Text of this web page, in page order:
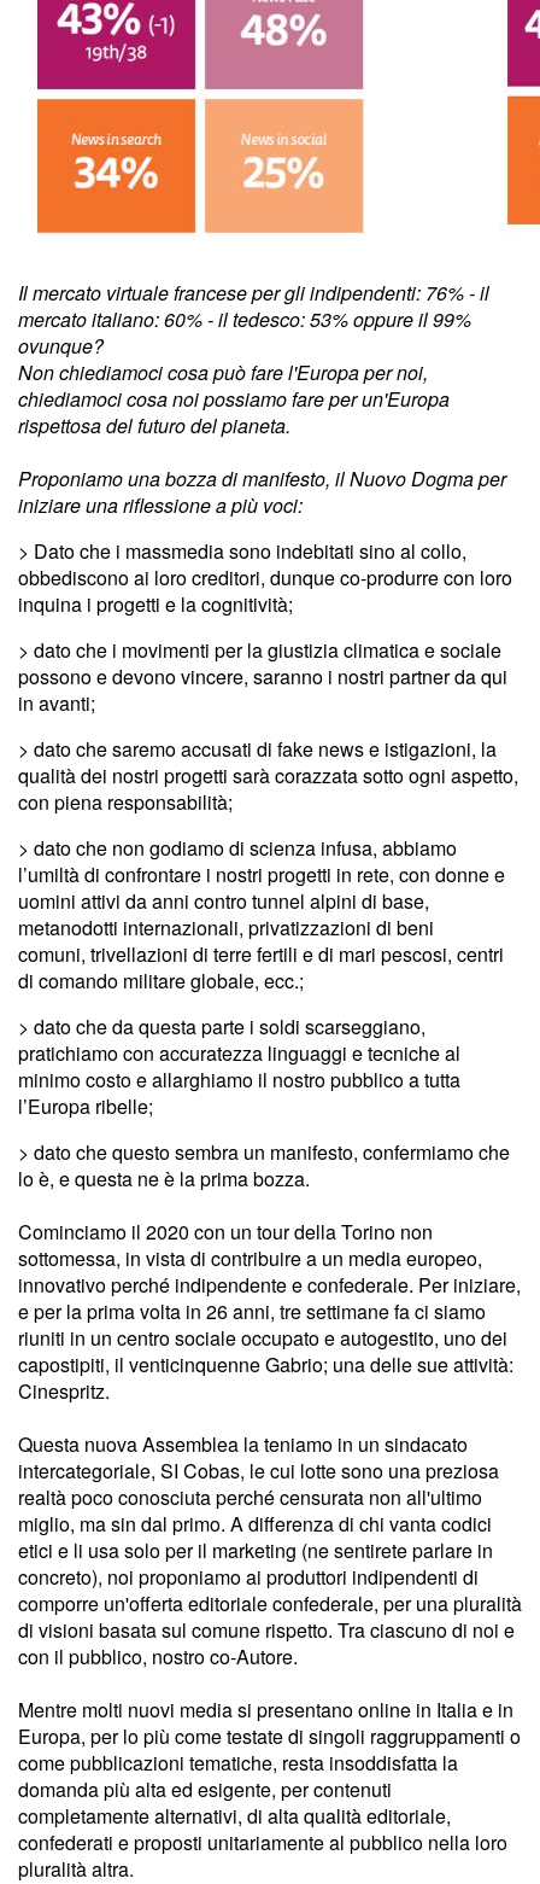
Il mercato virtuale francese per gli indipendenti: 76% - il
mercato italiano: 60% - il tedesco: 53% oppure il 99%
ovunque?
Non chiediamoci cosa può fare l'Europa per noi,
chiediamoci cosa noi possiamo fare per un'Europa
rispettosa del futuro del pianeta.
Proponiamo una bozza di manifesto, il Nuovo Dogma per
iniziare una riflessione a più voci:
> Dato che i massmedia sono indebitati sino al collo,
obbediscono ai loro creditori, dunque co-produrre con loro
inquina i progetti e la cognitività;
> dato che i movimenti per la giustizia climatica e sociale
possono e devono vincere, saranno i nostri partner da qui
in avanti;
> dato che saremo accusati di fake news e istigazioni, la
qualità dei nostri progetti sarà corazzata sotto ogni aspetto,
con piena responsabilità;
> dato che non godiamo di scienza infusa, abbiamo
l’umiltà di confrontare i nostri progetti in rete, con donne e
uomini attivi da anni contro tunnel alpini di base,
metanodotti internazionali, privatizzazioni di beni
comuni, trivellazioni di terre fertili e di mari pescosi, centri
di comando militare globale, ecc.;
> dato che da questa parte i soldi scarseggiano,
pratichiamo con accuratezza linguaggi e tecniche al
minimo costo e allarghiamo il nostro pubblico a tutta
l’Europa ribelle;
> dato che questo sembra un manifesto, confermiamo che
lo è, e questa ne è la prima bozza.
Cominciamo il 2020 con un tour della Torino non
sottomessa, in vista di contribuire a un media europeo,
innovativo perché indipendente e confederale. Per iniziare,
e per la prima volta in 26 anni, tre settimane fa ci siamo
riuniti in un centro sociale occupato e autogestito, uno dei
capostipiti, il venticinquenne Gabrio; una delle sue attività:
Cinespritz.
Questa nuova Assemblea la teniamo in un sindacato
intercategoriale, SI Cobas, le cui lotte sono una preziosa
realtà poco conosciuta perché censurata non all'ultimo
miglio, ma sin dal primo. A differenza di chi vanta codici
etici e li usa solo per il marketing (ne sentirete parlare in
concreto), noi proponiamo ai produttori indipendenti di
comporre un'offerta editoriale confederale, per una pluralità
di visioni basata sul comune rispetto. Tra ciascuno di noi e
con il pubblico, nostro co-Autore.
Mentre molti nuovi media si presentano online in Italia e in
Europa, per lo più come testate di singoli raggruppamenti o
come pubblicazioni tematiche, resta insoddisfatta la
domanda più alta ed esigente, per contenuti
completamente alternativi, di alta qualità editoriale,
confederati e proposti unitariamente al pubblico nella loro
pluralità altra.